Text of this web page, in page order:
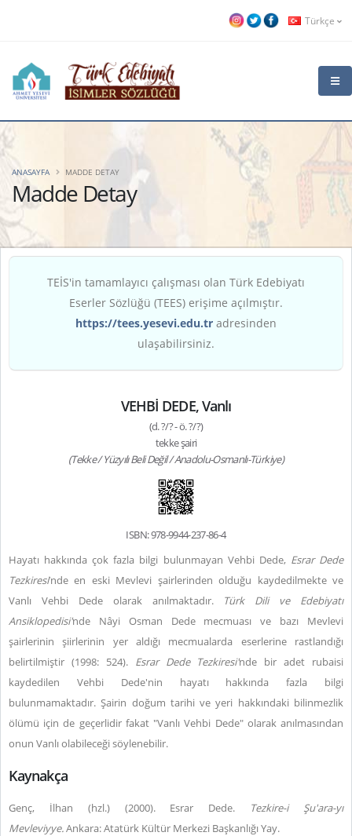
Türkçe
Madde Detay
ANASAYFA MADDE DETAY
TEİS'in tamamlayıcı çalışması olan Türk Edebiyatı
Eserler Sözlüğü (TEES) erişime açılmıştır.
https://tees.yesevi.edu.tr adresinden
ulaşabilirsiniz.
VEHBİ DEDE, Vanlı
(d. ?/? - ö. ?/?)
tekke şairi
(Tekke / Yüzyılı Beli Değil / Anadolu-Osmanlı-Türkiye)
ISBN: 978-9944-237-86-4
Hayatı hakkında çok fazla bilgi bulunmayan Vehbi Dede, Esrar Dede
Tezkiresi’nde en eski Mevlevi şairlerinden olduğu kaydedilmekte ve
Vanlı Vehbi Dede olarak anılmaktadır. Türk Dili ve Edebiyatı
Ansiklopedisi'nde Nâyi Osman Dede mecmuası ve bazı Mevlevi
şairlerinin şiirlerinin yer aldığı mecmualarda eserlerine rastlandığı
belirtilmiştir (1998: 524). Esrar Dede Tezkiresi'nde bir adet rubaisi
kaydedilen Vehbi Dede'nin hayatı hakkında fazla bilgi
bulunmamaktadır. Şairin doğum tarihi ve yeri hakkındaki bilinmezlik
ölümü için de geçerlidir fakat "Vanlı Vehbi Dede" olarak anılmasından
onun Vanlı olabileceği söylenebilir.
Kaynakça
Genç, İlhan (hzl.) (2000). Esrar Dede.
Tezkire-i Şu'ara-yı
Mevleviyye.Ankara: Atatürk Kültür Merkezi Başkanlığı Yay.